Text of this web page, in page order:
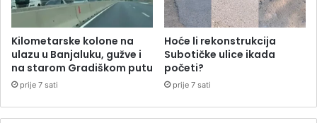
Kilometarske kolone na
ulazu u Banjaluku, gužve i
na starom Gradiškom putu
prije 7 sati
Hoće li rekonstrukcija
Subotičke ulice ikada
početi?
prije 7 sati